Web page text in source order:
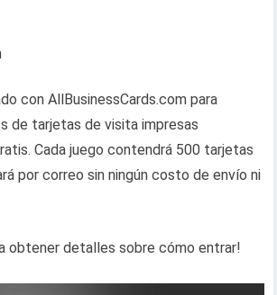
con AllBusinessCards.com para
de tarjetas de visita impresas
Cada juego contendrá 500 tarjetas
por correo sin ningún costo de envío ni
obtener detalles sobre cómo entrar!